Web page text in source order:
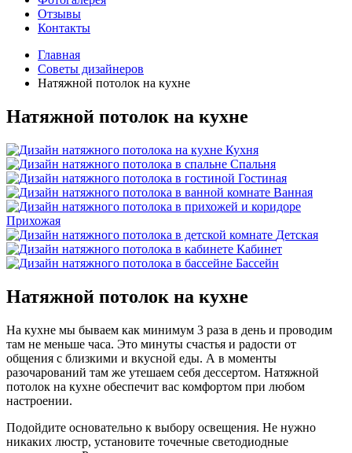
Отзывы
Контакты
Главная
Советы дизайнеров
Натяжной потолок на кухне
Натяжной потолок на кухне
Кухня
Спальня
Гостиная
Ванная
Прихожая
Детская
Кабинет
Бассейн
Натяжной потолок на кухне
На кухне мы бываем как минимум 3 раза в день и проводим
там не меньше часа. Это минуты счастья и радости от
общения с близкими и вкусной еды. А в моменты
разочарований там же утешаем себя дессертом. Натяжной
потолок на кухне обеспечит вас комфортом при любом
настроении.
Подойдите основательно к выбору освещения. Не нужно
никаких люстр, установите точечные светодиодные